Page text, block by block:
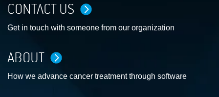
CONTACT US
Get in touch with someone from our organization
ABOUT
How we advance cancer treatment through software